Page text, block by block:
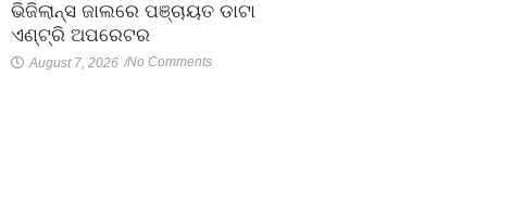
ଭିଜିଲାନ୍ସ ଜାଲରେ ପଞ୍ଚାୟତ ଡାଟା
ଏଣ୍ଟ୍ରି ଅପରେଟର
August 7, 2026 /No Comments